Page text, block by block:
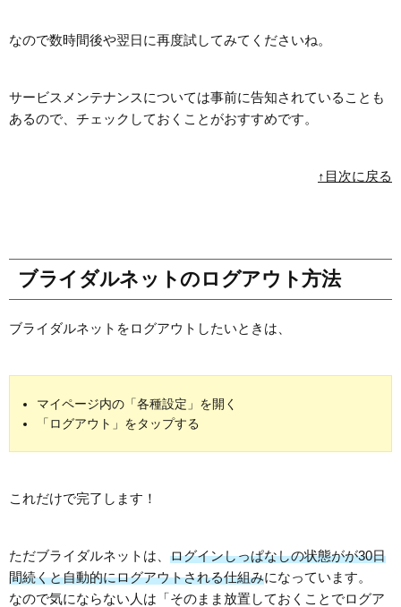
なので数時間後や翌日に再度試してみてくださいね。
サービスメンテナンスについては事前に告知されていることも
あるので、チェックしておくことがおすすめです。
↑目次に戻る
ブライダルネットのログアウト方法
ブライダルネットをログアウトしたいときは、
マイページ内の「各種設定」を開く
「ログアウト」をタップする
これだけで完了します！
ただブライダルネットは、 ログインしっぱなしの状態がが30日
間続くと自動的にログアウトされる仕組みになっています。
なので気にならない人は「そのまま放置しておくことでログア